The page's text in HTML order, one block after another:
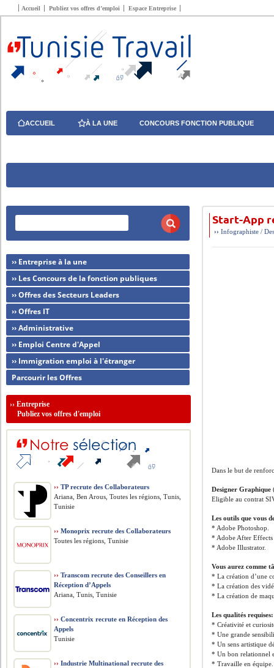
Accueil Publiez vos offres d’emploi Espace Entreprise
ACCUEIL À LA UNE CONCOURS FONCTION PUBLIQUE
Start-App
››Infographiste /
Dans le but de
Designer Graphique
Eligible au contrat
Les outils que vous
* Adobe Photoshop.
* Adobe After Effects
* Adobe Illustrator.
Vous aurez comme
* La création d’une
* La création des
* La création de
Les qualités requises:
* Créativité et
* Une grande
* Un sens artistique
* Un bon relationnel
* Travaille en équipe.
›› Entreprise à la une
›› Les Concours de la fonction publiques
›› Offres des Secteurs Leaders
›› Offres IT
›› Administrative
›› Emploi Centre d'Appel
›› Immigration emploi à l'étranger
Parcourir les Offres
››Entreprise
Publiez vos offres d'emploi
›› TP recrute des Collaborateurs
Ariana, Ben Arous, Toutes les régions, Tunis,
Tunisie
›› Monoprix recrute des Collaborateurs
Toutes les régions, Tunisie
›› Transcom recrute des Conseillers en
Réception d’Appels
Ariana, Tunis, Tunisie
›› Concentrix recrute en Réception des
Appels
Tunisie
›› Industrie Multinational recrute des